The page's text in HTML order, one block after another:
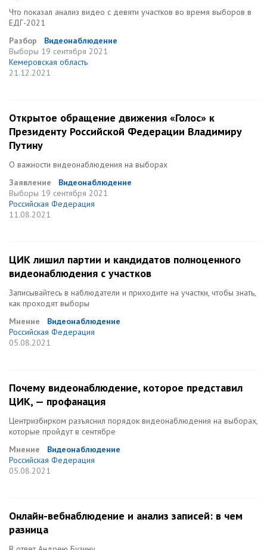
Что показал анализ видео с девяти участков во время выборов в
ЕДГ-2021
Разбор
Видеонаблюдение
Выборы 19 сентября 2021
Кемеровская область
21.12.2021
Открытое обращение движения «Голос» к
Президенту Российской Федерации Владимиру
Путину
О важности видеонаблюдения на выборах
Заявление
Видеонаблюдение
Выборы 19 сентября 2021
Российская Федерация
11.08.2021
ЦИК лишил партии и кандидатов полноценного
видеонаблюдения с участков
Записывайтесь в наблюдатели и приходите на участки, чтобы знать,
как проходят выборы
Мнение
Видеонаблюдение
Российская Федерация
05.08.2021
Почему видеонаблюдение, которое представил
ЦИК, — профанация
Центризбирком разъяснил порядок видеонаблюдения на выборах,
которые пройдут в сентябре
Мнение
Видеонаблюдение
Российская Федерация
05.08.2021
Онлайн-вебнаблюдение и анализ записей: в чем
разница